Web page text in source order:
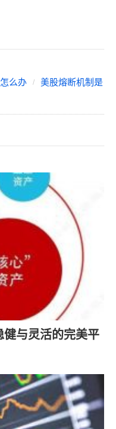
么办
美股熔断机制是
与灵活的完美平